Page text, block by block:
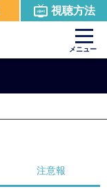
視聴方法
メニュー
注意報